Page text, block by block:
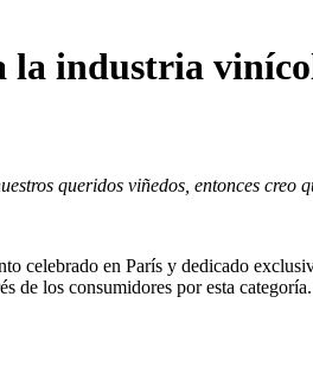
la industria
queridos viñedos, entonces creo
celebrado en París y dedicado
de los consumidores por esta